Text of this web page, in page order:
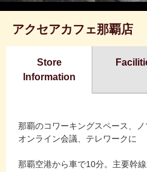
アクセアカフェ那覇店
Store
Information
那覇のコワーキングスペース、ノ
オンライン会議、テレワークに
那覇空港から車で10分。主要幹